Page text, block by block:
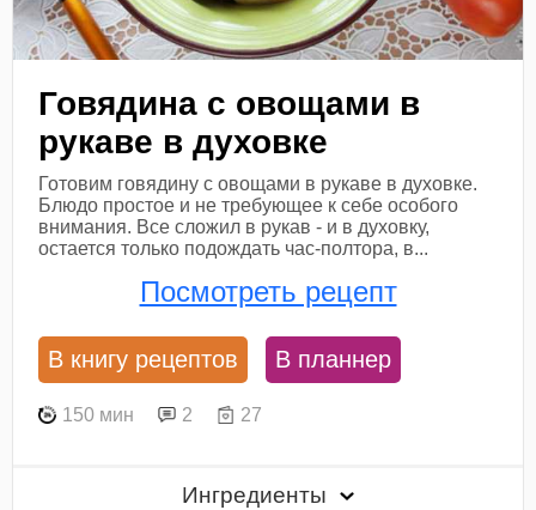
Говядина с овощами в
рукаве в духовке
Готовим говядину с овощами в рукаве в духовке.
Блюдо простое и не требующее к себе особого
внимания. Все сложил в рукав - и в духовку,
остается только подождать час-полтора, в...
Посмотреть рецепт
В книгу рецептов В планнер
150 мин 2 27
Ингредиенты